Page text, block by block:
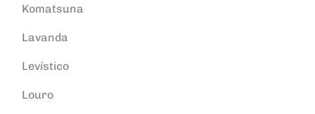
Komatsuna
Lavanda
Levístico
Louro